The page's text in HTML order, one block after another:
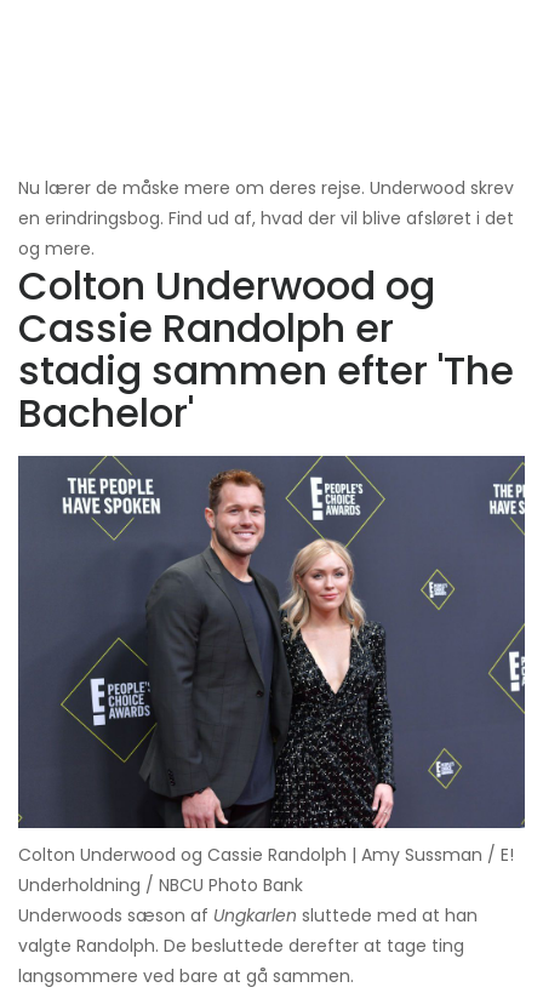
Nu lærer de måske mere om deres rejse. Underwood skrev
en erindringsbog. Find ud af, hvad der vil blive afsløret i det
og mere.
Colton Underwood og
Cassie Randolph er
stadig sammen efter 'The
Bachelor'
Colton Underwood og Cassie Randolph | Amy Sussman / E!
Underholdning / NBCU Photo Bank
Underwoods sæson af Ungkarlen sluttede med at han
valgte Randolph. De besluttede derefter at tage ting
langsommere ved bare at gå sammen.